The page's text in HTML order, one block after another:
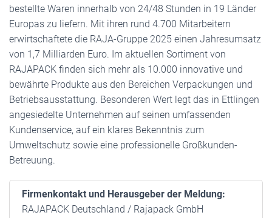
bestellte Waren innerhalb von 24/48 Stunden in 19 Länder
Europas zu liefern. Mit ihren rund 4.700 Mitarbeitern
erwirtschaftete die RAJA-Gruppe 2025 einen Jahresumsatz
von 1,7 Milliarden Euro. Im aktuellen Sortiment von
RAJAPACK finden sich mehr als 10.000 innovative und
bewährte Produkte aus den Bereichen Verpackungen und
Betriebsausstattung. Besonderen Wert legt das in Ettlingen
angesiedelte Unternehmen auf seinen umfassenden
Kundenservice, auf ein klares Bekenntnis zum
Umweltschutz sowie eine professionelle Großkunden-
Betreuung.
Firmenkontakt und Herausgeber der Meldung:
RAJAPACK Deutschland / Rajapack GmbH